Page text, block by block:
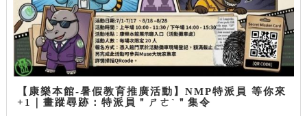
【康樂本館-暑假教育推廣活動】NMP特派員 等你來
+1｜畫蹤尋跡：特派員＂ㄕㄜˋ＂集令